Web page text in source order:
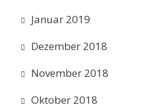
Januar 2019
Dezember 2018
November 2018
Oktober 2018